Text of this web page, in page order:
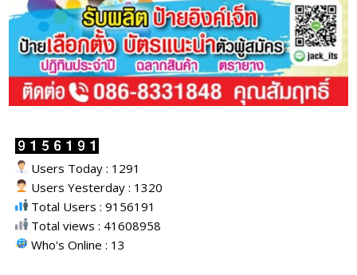
Users Today : 1291
Users Yesterday : 1320
Total Users : 9156191
Total views : 41608958
Who's Online : 13